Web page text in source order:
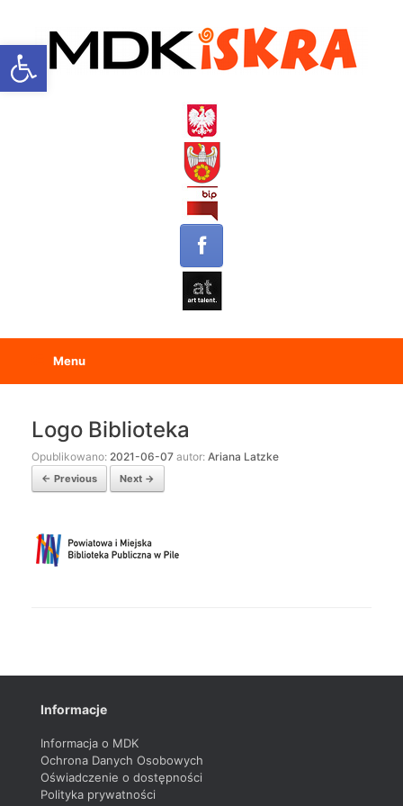
Open toolbar
Menu
Logo Biblioteka
Opublikowano: 2021-06-07 autor: Ariana Latzke
← Previous Next →
Informacje
Informacja o MDK
Ochrona Danych Osobowych
Oświadczenie o dostępności
Polityka prywatności